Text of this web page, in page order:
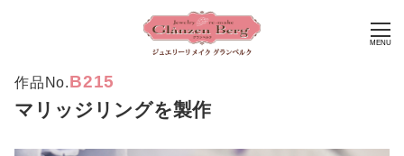
MENU
作品No.B215
マリッジリングを製作